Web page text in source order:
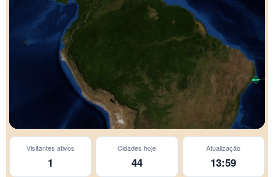
Visitantes ativos
1
Cidades hoje
44
Atualização
13:59